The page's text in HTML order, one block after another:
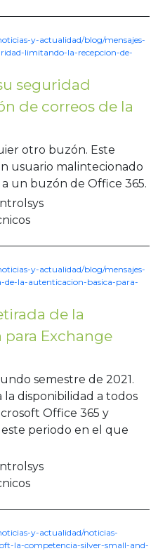
seguridad
de correos de la
y-actualidad/blog/mensajes-
limitando-la-recepcion-de-
otro buzón. Este
usuario malintecionado
un buzón de Office 365.
de la
Exchange
y-actualidad/blog/mensajes-
la-autenticacion-basica-para-
semestre de 2021.
la disponibilidad a todos
Office 365 y
periodo en el que
y-actualidad/noticias-
la-competencia-silver-small-and-